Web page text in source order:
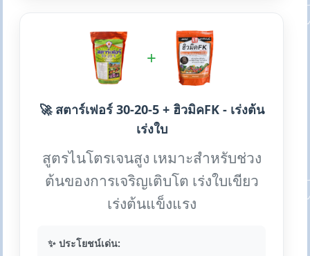
+
🚀 สตาร์เฟอร์ 30-20-5 + ฮิวมิคFK - เร่งต้น
เร่งใบ
สูตรไนโตรเจนสูง เหมาะสำหรับช่วง
ต้นของการเจริญเติบโต เร่งใบเขียว
เร่งต้นแข็งแรง
✨ ประโยชน์เด่น: